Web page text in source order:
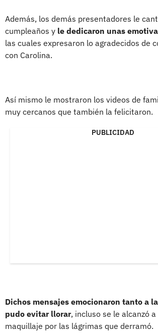
Además, los demás presentadores le
cumpleaños y le dedicaron unas
las cuales expresaron lo agradecidos de
con Carolina.
Así mismo le mostraron los videos de
muy cercanos que también la felicitaron.
PUBLICIDAD
Dichos mensajes emocionaron tanto a
pudo evitar llorar, incluso se le alcanzó
maquillaje por las lágrimas que derramó.